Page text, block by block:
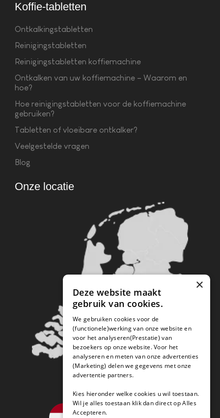
Koffie-tabletten
Ontkalkingstabletten
Reinigingstabletten
Reinigingstabletten koffiemachine
Ontkalken van uw koffiemachine – Waarom en
hoe?
Hoe reinigingstabletten voor de koffiemachine
gebruiken?
Tabletten of vloeibare ontkalker?
Veelgestelde vragen
Blog
Onze locatie
×
Deze website maakt
gebruik van cookies.
We gebruiken cookies voor de
(functionele)werking van onze website en
voor het analyseren(Prestatie) van
bezoekers op onze website. Voor het
analyseren en meten van onze advertenties
(Marketing) delen we gegevens met onze
advertentie partners.
Kies hieronder welke cookies u wil toestaan.
Wil je alles toestaan klik dan direct op Alles
Accepteren.